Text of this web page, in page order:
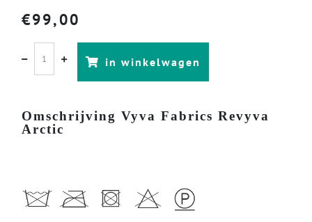
€99,00
in winkelwagen
Omschrijving Vyva Fabrics Revyva
Arctic